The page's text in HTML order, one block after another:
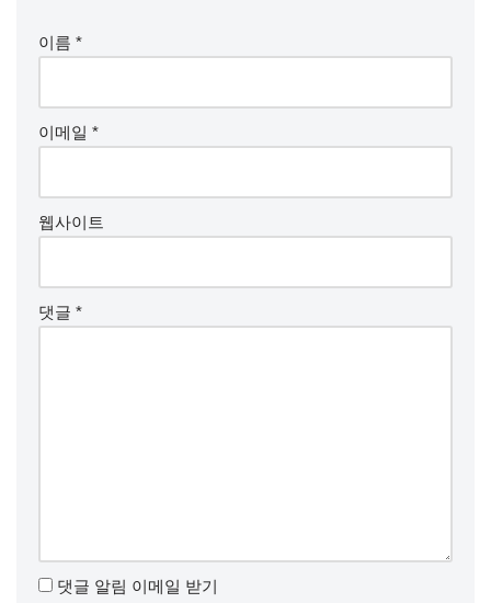
이름 *
이메일 *
웹사이트
댓글 *
댓글 알림 이메일 받기